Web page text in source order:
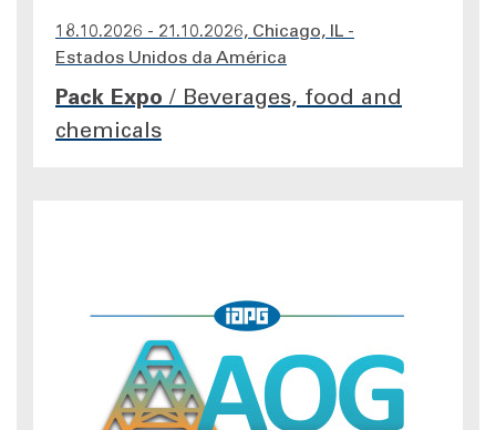
18.10.2026 - 21.10.2026, Chicago, IL -
Estados Unidos da América
Pack Expo / Beverages, food and
chemicals